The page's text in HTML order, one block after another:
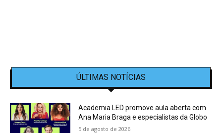
ÚLTIMAS NOTÍCIAS
Academia LED promove aula aberta com
Ana Maria Braga e especialistas da Globo
5 de agosto de 2026